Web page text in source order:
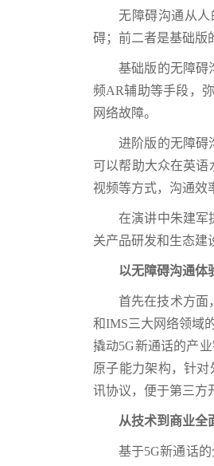
无障碍沟通从
碍；前二者是基础版
基础版的无障碍
频AR辅助等手段，
网络故障。
进阶版的无障碍
可以帮助大众在英
视频等方式，沟通效
在演讲中朱建军
关产品研发和生态建
以无障碍沟通体
首先在技术方面
和IMS三大网络领域
撬动5G新通话的产
原子能力架构，针
讯协议，便于第三方
从技术到商业全
基于5G新通话